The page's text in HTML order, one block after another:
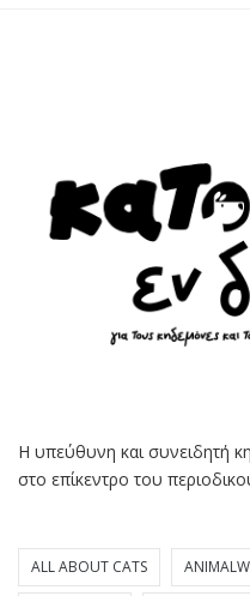
Η υπεύθυνη και συνειδητή
στο επίκεντρο του
ALL ABOUT CATS